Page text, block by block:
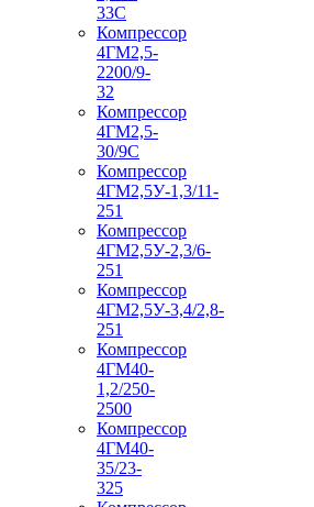
33С
Компрессор
4ГМ2,5-
2200/9-
32
Компрессор
4ГМ2,5-
30/9С
Компрессор
4ГМ2,5У-1,3/11-
251
Компрессор
4ГМ2,5У-2,3/6-
251
Компрессор
4ГМ2,5У-3,4/2,8-
251
Компрессор
4ГМ40-
1,2/250-
2500
Компрессор
4ГМ40-
35/23-
325